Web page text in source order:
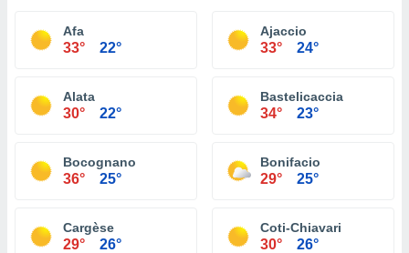
Afa
33° 22°
Ajaccio
33° 24°
Alata
30° 22°
Bastelicaccia
34° 23°
Bocognano
36° 25°
Bonifacio
29° 25°
Cargèse
29° 26°
Coti-Chiavari
30° 26°